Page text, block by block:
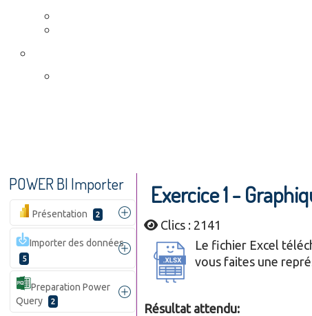
POWER BI Importer
Présentation 2
Importer des données
5
Preparation Power
Query
2
Exercice 1 -
Clics : 2141
Le fichier Excel
vous faites une
Résultat attendu: